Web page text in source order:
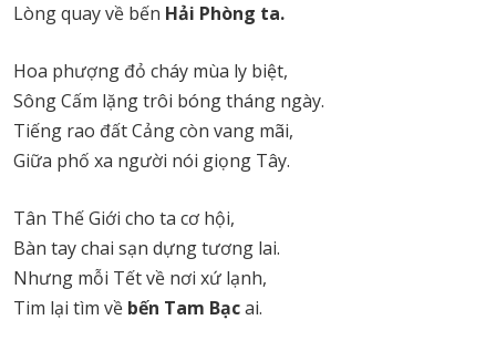
Lòng quay về bến Hải Phòng ta.
Hoa phượng đỏ cháy mùa ly biệt,
Sông Cấm lặng trôi bóng tháng ngày.
Tiếng rao đất Cảng còn vang mãi,
Giữa phố xa người nói giọng Tây.
Tân Thế Giới cho ta cơ hội,
Bàn tay chai sạn dựng tương lai.
Nhưng mỗi Tết về nơi xứ lạnh,
Tim lại tìm về bến Tam Bạcai.